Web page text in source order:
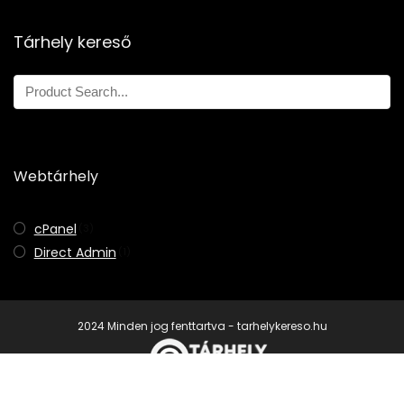
Ár 8.4
Stabil szerverek
Jó ár/érték arány
Tárhely kereső
Webtárhely
cPanel
Direct Admin
2024 Minden jog fenttartva - tarhelykereso.hu